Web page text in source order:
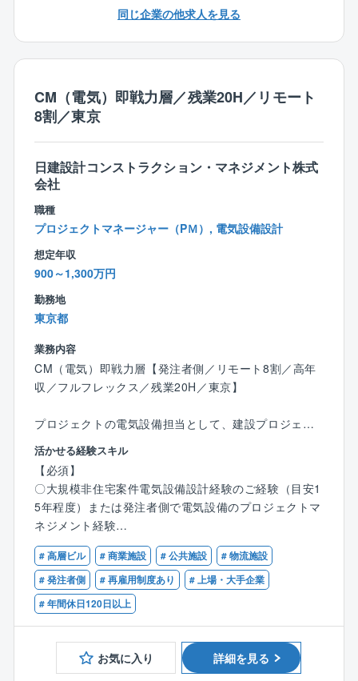
ジェクトを円滑に進めていくことが重要です。
【担当案件について】
近年はデータセンター、病院、工場案件が特に増えて
いますが、教育施設やオフィス、商業施設、物流施設
など、幅広い案件がございます。
入社後は1つの用途に限らず、幅広く案件をお任せしま
すので、広い知見とスキルを身に着けることができま
す。
【同社の特徴】
●75歳まで勤務可
定年65歳で再雇用が10年となるため、最長で75歳まで
勤務可能です（75歳まで賞与支給もございます）。65
歳まで年齢を理由とした減給はありません。
出社率 30％未満。CM 業務に携わる方だと 20％程度
です。
●圧倒的な技術力
い技術力を持つ技術者が集まっています。
単なる調整役ではなく、技術者としての高い知見やス
キルを活かせるフィールドがございます。
●離職率2％以下
働きやすい職場環境と社会貢献度が高い職務内容で、
毎年退職者は2～3名程度（離職率2％以下）です。
●コアタイムなしのフルフレックス勤務
コアタイムがなく、AM5:00～22:00の間で自由な時間
に勤務ができます。
月の総労働時間が基準の労働時間（稼働日×8h）を満た
していれば、1日の労働時間も1h～（1hで終了してもO
Kです）自由に設定できるため、ライフスタイルやお客
様のご都合に合わせて柔軟な働き方が可能です。
●残業時間
〇電気設備設計についても一定の知識のある方
〇環境認証制度（LEED、CASBEE、DBJGB、GRES
をお持ちの方
〇データセンターの設計経験のある方
〇認定コンストラクション・マネジャーの資格をお持
ちの方
同じ企業の他求人を見る
CM（電気）即戦力層／残業20H／リモート
8割／東京
日建設計コンストラクション・マネジメント株式
会社
職種
プロジェクトマネージャー（PＭ）, 電気設備設計
想定年収
900～1,300万円
勤務地
東京都
業務内容
CM（電気）即戦力層【発注者側／リモート8割／高年
収／フルフレックス／残業20H／東京】
プロジェクトの電気設備担当として、建設プロジェク
トの企画・運営、品質・コスト・スケジュール・その
他様々なリスクの管理を行い、事業推進を支援してい
ただきます。
【具体的には】
建設事業を行うクライアントに対し、お持ちの電気設
備設計経験を生かして、プロジェクトの企画・運営、
品質管理、コスト管理、スケジュール管理、その他
様々なリスク管理などを行い、事業の推進を支援しま
す。
【ポイント】
これまでのご経験を活かして、各地のランドマークと
活かせる経験スキル
【必須】
〇大規模非住宅案件電気設備設計経験のご経験（目安1
5年程度）または発注者側で電気設備のプロジェクトマ
ネジメント経験
〇以下のいずれかの資格をお持ちの方
一級建築士、設備設計一級建築士、建築設備士、技術
士、電気主任技術者
【歓迎】
活かせます。
〇マネジメント経験のある方
# 高層ビル # 商業施設 # 公共施設
# 物流施設
# 発注者側
# 再雇用制度あり
# 上場・大手企業
# 年間休日120日以上
お気に入り 詳細を見る